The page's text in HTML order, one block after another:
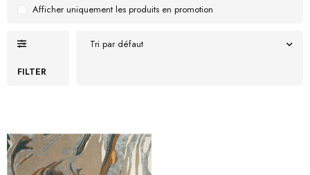
FILTER
Tri par défaut
Afficher uniquement les produits en promotion